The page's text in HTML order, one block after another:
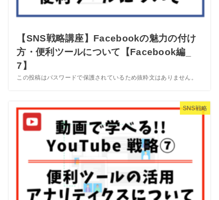
【SNS戦略講座】Facebookの魅力の付け
方・便利ツールについて【Facebook編_
7】
この投稿はパスワードで保護されているため抜粋文はありません。
SNS戦略